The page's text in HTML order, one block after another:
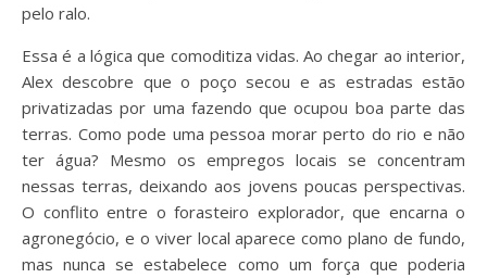
pelo ralo.
Essa é a lógica que comoditiza vidas. Ao chegar ao interior,
Alex descobre que o poço secou e as estradas estão
privatizadas por uma fazendo que ocupou boa parte das
terras. Como pode uma pessoa morar perto do rio e não
ter água? Mesmo os empregos locais se concentram
nessas terras, deixando aos jovens poucas perspectivas.
O conflito entre o forasteiro explorador, que encarna o
agronegócio, e o viver local aparece como plano de fundo,
mas nunca se estabelece como um força que poderia